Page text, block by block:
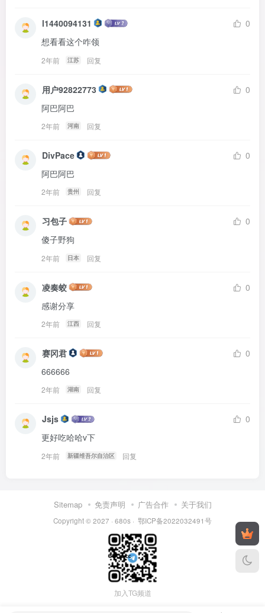
l1440094131
0
想看看这个咋领
2年前 江苏 回复
用户92822773
0
阿巴阿巴
2年前 河南 回复
DivPace
0
阿巴阿巴
2年前 贵州 回复
习包子
0
傻子野狗
2年前 日本 回复
凌奏蛟
0
感谢分享
2年前 江西 回复
赛冈君
0
666666
2年前 湖南 回复
Jsjs
0
更好吃哈哈v下
2年前 新疆维吾尔自治区 回复
Sitemap 免责声明 广告合作 关于我们
Copyright © 2027 · 680s · 鄂ICP备2022032491号
加入TG频道